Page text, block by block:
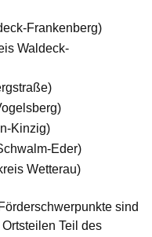
Frankenberg)
Waldeck-
Kinzig)
Eder)
Wetterau)
sind
Teil des